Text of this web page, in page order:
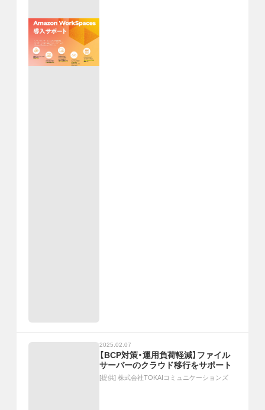
2025.02.07
【BCP対策・運用負荷軽減】ファイル
サーバーのクラウド移行をサポート
[提供] 株式会社TOKAIコミュニケーションズ